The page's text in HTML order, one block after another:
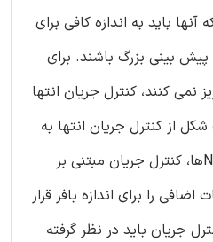
باید به اندازه کافی برای
بینی بزرگ باشند. برای
نمی کنند، کنترل جریان انتها
از کنترل جریان انتها به
انتهای مورد استفاده در NOCها، کنترل جریان مبتنی بر
را برای اندازه بافر قرار
جریان باید در نظر گرفته